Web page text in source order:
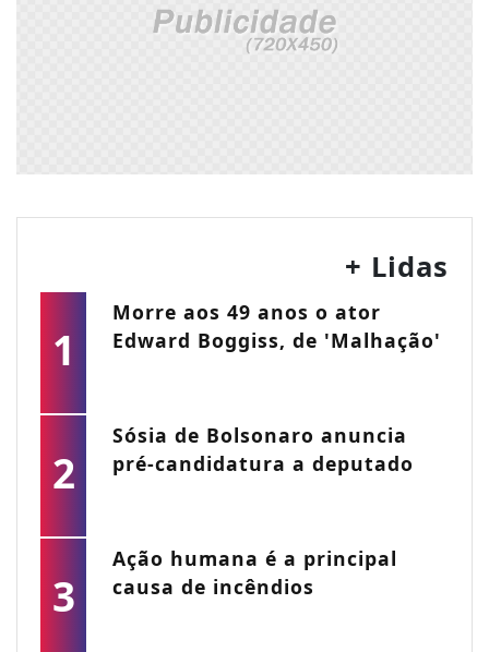
+ Lidas
1
Morre aos 49 anos o ator
Edward Boggiss, de 'Malhação'
2
Sósia de Bolsonaro anuncia
pré-candidatura a deputado
3
Ação humana é a principal
causa de incêndios